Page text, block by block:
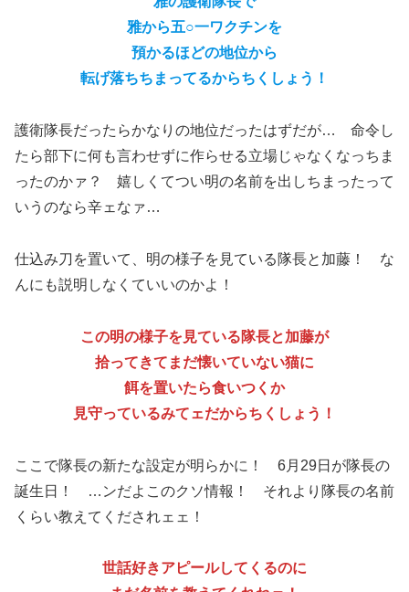
雅から五○一ワクチンを
預かるほどの地位から
転げ落ちちまってるからちくしょう！
護衛隊長だったらかなりの地位だったはずだが… 命令し
たら部下に何も言わせずに作らせる立場じゃなくなっちま
ったのかァ？ 嬉しくてつい明の名前を出しちまったって
いうのなら辛ェなァ…
仕込み刀を置いて、明の様子を見ている隊長と加藤！ な
んにも説明しなくていいのかよ！
この明の様子を見ている隊長と加藤が
拾ってきてまだ懐いていない猫に
餌を置いたら食いつくか
見守っているみてェだからちくしょう！
ここで隊長の新たな設定が明らかに！ 6月29日が隊長の
誕生日！ …ンだよこのクソ情報！ それより隊長の名前
くらい教えてくだされェェ！
世話好きアピールしてくるのに